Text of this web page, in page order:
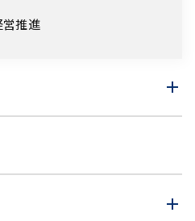
営推進